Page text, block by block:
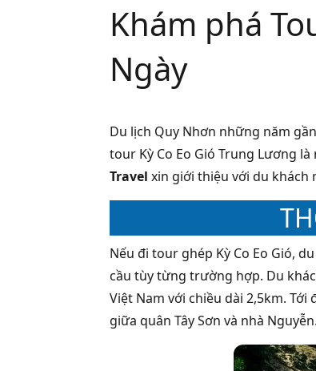
Khám phá
Ngày
Du lịch Quy Nhơn những năm
tour Kỳ Co Eo Gió Trung Lương
Travel xin giới thiệu với du khách
Nếu đi tour ghép Kỳ Co Eo Gió,
cầu tùy từng trường hợp. Du
Việt Nam với chiều dài 2,5km.
giữa quân Tây Sơn và nhà Nguyễn.